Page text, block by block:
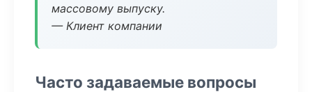
массовому выпуску.
— Клиент компании
Часто задаваемые вопросы